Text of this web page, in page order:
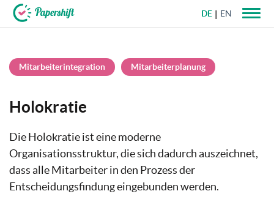
DE EN
Mitarbeiterintegration Mitarbeiterplanung
Holokratie
Die Holokratie ist eine moderne
Organisationsstruktur, die sich dadurch auszeichnet,
dass alle Mitarbeiter in den Prozess der
Entscheidungsfindung eingebunden werden.